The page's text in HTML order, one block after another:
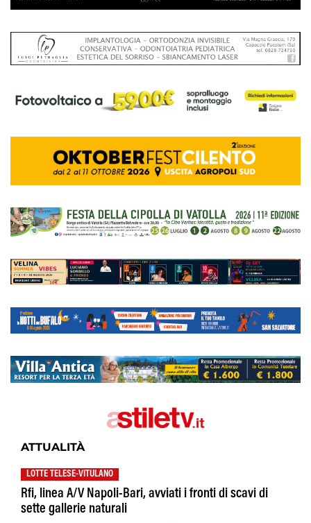
ATTUALITÀ
LOTTE TELESE-VITULANO
Rfi, linea A/V Napoli-Bari, avviati i fronti di scavi di
sette gallerie naturali